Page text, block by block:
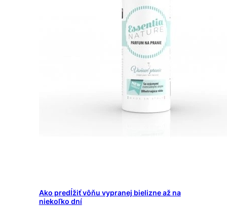
Ako predĺžiť vôňu vypranej bielizne až na
niekoľko dní